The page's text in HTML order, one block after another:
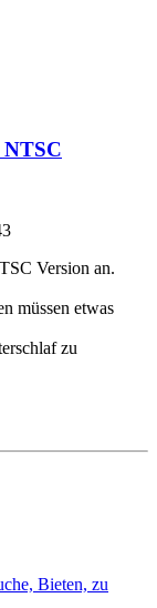
Version an.
müssen etwas
zu
Bieten, zu